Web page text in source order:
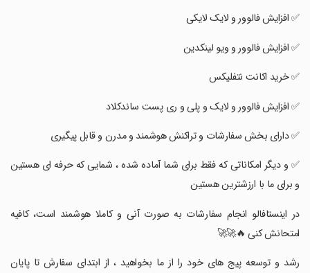
‏✅ افزایش فالوور و لایک لایکی
‏✅ افزایش فالوور و ویو لینکدین
‏✅ خرید اکانت نتفلیکس
‏✅ افزایش فالوور و لایک و پلی و ری پست ساندکلاد
‏✅ دارای بخش سفارشات و تراکنش هوشمند و مدرن و قابل پیگیری
‏✅ و دیگر امکاناتی که فقط برای شما آماده شده ، شمایی که حرفه ای هستین
و برای ما با ارزشترین هستین
‏‏در اینستافالو انجام سفارشات به صورت آنی و کاملا هوشمند است، کافیه
امتحانش کنی 🔥🚀🚀
‏‏‏‏رشد و توسعه پیج های خود را از ما بخواهید ، از ابتدای سفارش تا پایان